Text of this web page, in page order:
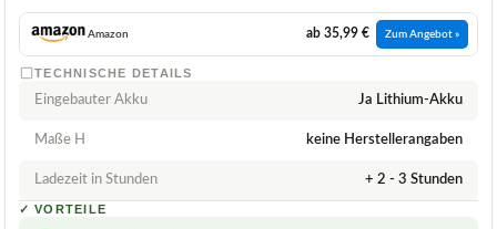
Amazon ab 35,99 € Zum Angebot »
TECHNISCHE DETAILS
Eingebauter Akku Ja Lithium-Akku
Maße H keine Herstellerangaben
Ladezeit in Stunden + 2 - 3 Stunden
✓ VORTEILE